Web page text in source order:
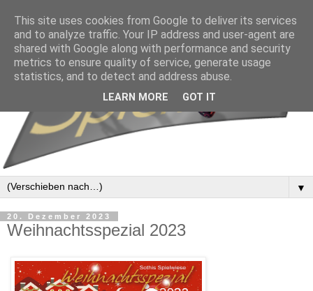
▼
20. Dezember 2023
Weihnachtsspezial 2023
This site uses cookies from Google to deliver its services
and to analyze traffic. Your IP address and user-agent are
shared with Google along with performance and security
metrics to ensure quality of service, generate usage
statistics, and to detect and address abuse.
LEARN MORE GOT IT